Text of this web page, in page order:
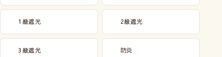
1級遮光 2級遮光
3級遮光 防炎